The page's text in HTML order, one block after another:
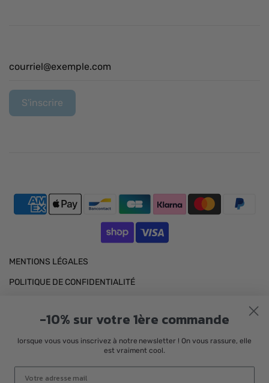
MENTIONS LÉGALES
POLITIQUE DE CONFIDENTIALITÉ
EXPÉDITION
INSTAGRAM
FACEBOOK
-10% sur votre 1ère commande
lorsque vous vous inscrivez à notre newsletter ! On vous rassure, elle
est vraiment cool.